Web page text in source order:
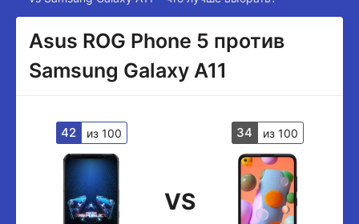
Asus ROG Phone 5 против
Samsung Galaxy A11
42 из 100
VS
34 из 100